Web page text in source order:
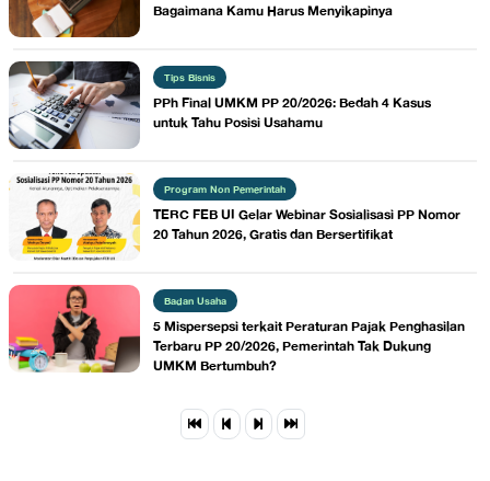
Bagaimana Kamu Harus Menyikapinya
Tips Bisnis
PPh Final UMKM PP 20/2026: Bedah 4 Kasus
untuk Tahu Posisi Usahamu
Program Non Pemerintah
TERC FEB UI Gelar Webinar Sosialisasi PP Nomor
20 Tahun 2026, Gratis dan Bersertifikat
Badan Usaha
5 Mispersepsi terkait Peraturan Pajak Penghasilan
Terbaru PP 20/2026, Pemerintah Tak Dukung
UMKM Bertumbuh?